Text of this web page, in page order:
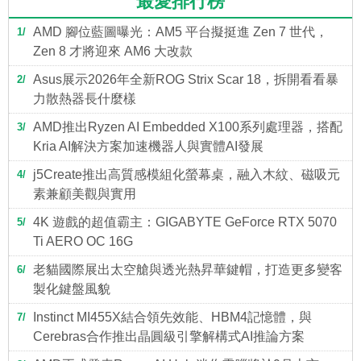
1
AMD 腳位藍圖曝光：AM5 平台擬挺進 Zen 7 世代，
Zen 8 才將迎來 AM6 大改款
2
Asus展示2026年全新ROG Strix Scar 18，拆開看看暴
力散熱器長什麼樣
3
AMD推出Ryzen AI Embedded X100系列處理器，搭配
Kria AI解決方案加速機器人與實體AI發展
4
j5Create推出高質感模組化螢幕桌，融入木紋、磁吸元
素兼顧美觀與實用
5
4K 遊戲的超值霸主：GIGABYTE GeForce RTX 5070
Ti AERO OC 16G
6
老貓國際展出太空艙與透光熱昇華鍵帽，打造更多變客
製化鍵盤風貌
7
Instinct MI455X結合領先效能、HBM4記憶體，與
Cerebras合作推出晶圓級引擎解構式AI推論方案